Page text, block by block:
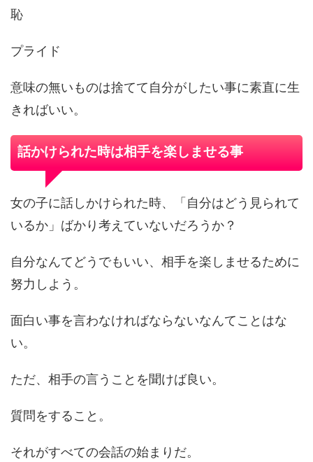
恥
プライド
意味の無いものは捨てて自分がしたい事に素直に生
きればいい。
話かけられた時は相手を楽しませる事
女の子に話しかけられた時、「自分はどう見られて
いるか」ばかり考えていないだろうか？
自分なんてどうでもいい、相手を楽しませるために
努力しよう。
面白い事を言わなければならないなんてことはな
い。
ただ、相手の言うことを聞けば良い。
質問をすること。
それがすべての会話の始まりだ。